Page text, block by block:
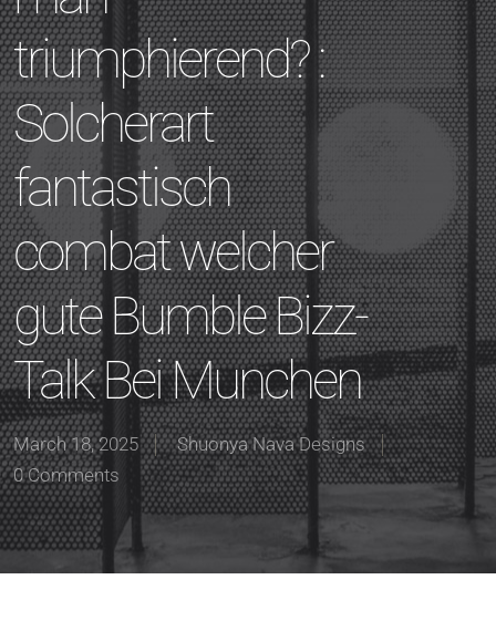
triumphierend? :
Solcherart
fantastisch
combat welcher
gute Bumble Bizz-
Talk Bei Munchen
March 18, 2025
Shuonya Nava Designs
0 Comments